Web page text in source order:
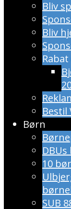
Bliv
Bliv
Bestil
Børn
10
SUB